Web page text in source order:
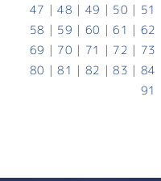
47 | 48 | 49 | 50 | 51
58 | 59 | 60 | 61 | 62
69 | 70 | 71 | 72 | 73
80 | 81 | 82 | 83 | 84
91